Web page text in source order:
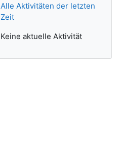
Alle Aktivitäten der letzten
Zeit
Keine aktuelle Aktivität